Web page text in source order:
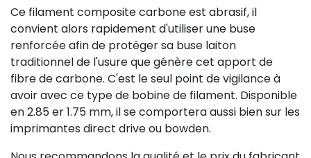
Ce filament composite carbone est abrasif, il
convient alors rapidement d'utiliser une buse
renforcée afin de protéger sa buse laiton
traditionnel de l'usure que génère cet apport de
fibre de carbone. C'est le seul point de vigilance à
avoir avec ce type de bobine de filament. Disponible
en 2.85 er 1.75 mm, il se comportera aussi bien sur les
imprimantes direct drive ou bowden.